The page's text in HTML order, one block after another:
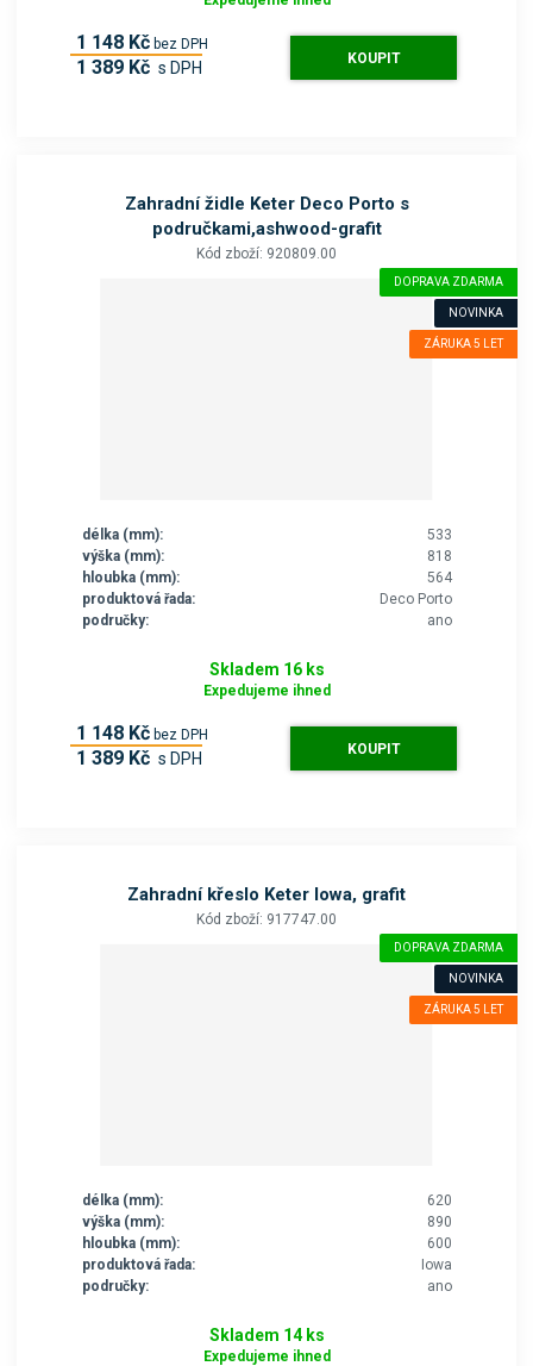
1 148 Kč bez DPH
1 389 Kč s DPH KOUPIT
Zahradní židle Keter Deco Porto s
područkami,ashwood-grafit
Kód zboží: 920809.00
DOPRAVA ZDARMA
NOVINKA
ZÁRUKA 5 LET
délka (mm):
533
výška (mm):
818
hloubka (mm):
564
produktová řada:
Deco Porto
područky:
ano
Skladem 16 ks
Expedujeme ihned
1 148 Kč bez DPH
1 389 Kč s DPH KOUPIT
Zahradní křeslo Keter Iowa, grafit
Kód zboží: 917747.00
DOPRAVA ZDARMA
NOVINKA
ZÁRUKA 5 LET
délka (mm):
620
výška (mm):
890
hloubka (mm):
600
produktová řada:
Iowa
područky:
ano
Skladem 14 ks
Expedujeme ihned